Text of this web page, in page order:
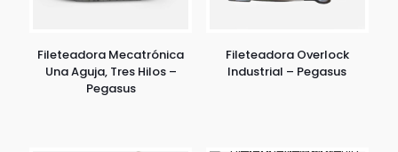
Fileteadora Mecatrónica
Una Aguja, Tres Hilos –
Pegasus
Fileteadora Overlock
Industrial – Pegasus